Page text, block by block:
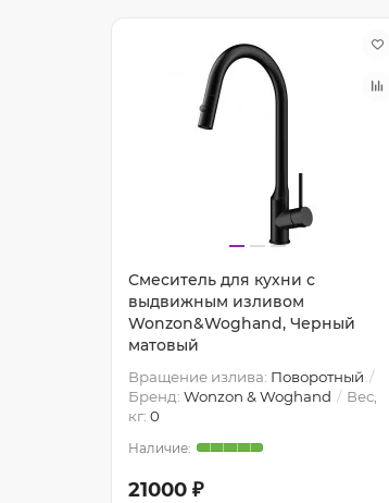
Смеситель для кухни с
выдвижным изливом
Wonzon&Woghand, Черный
матовый
Вращение излива: Поворотный
Бренд: Wonzon & Woghand
Вес,
кг: 0
21000 ₽